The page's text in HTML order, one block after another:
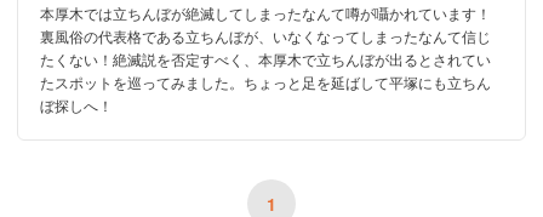
本厚木では立ちんぼが絶滅してしまったなんて噂が囁かれています！
裏風俗の代表格である立ちんぼが、いなくなってしまったなんて信じ
たくない！絶滅説を否定すべく、本厚木で立ちんぼが出るとされてい
たスポットを巡ってみました。ちょっと足を延ばして平塚にも立ちん
ぼ探しへ！
1